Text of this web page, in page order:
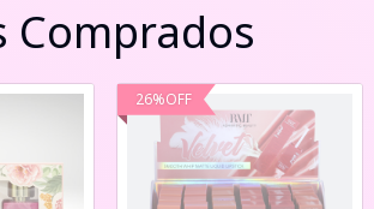
Comprados
26%OFF